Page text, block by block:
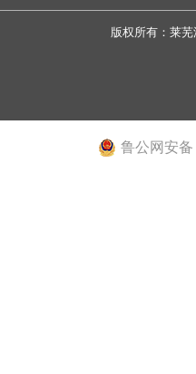
版权所有：莱
鲁公网安备